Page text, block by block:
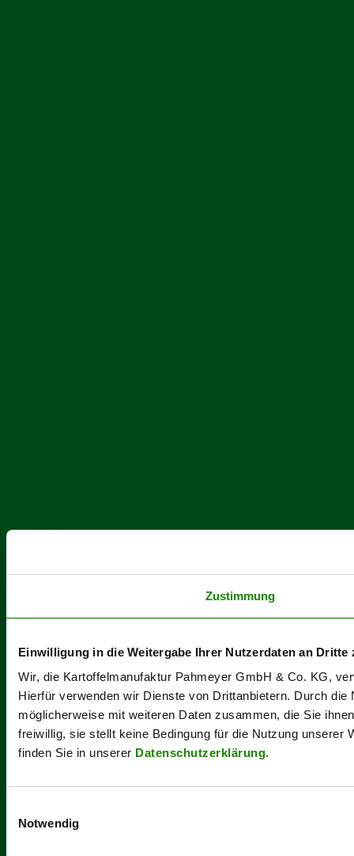
Zustimmung
Einwilligung in die Weitergabe Ihrer Nutzerdaten an
Wir, die Kartoffelmanufaktur Pahmeyer GmbH & Co. KG,
Hierfür verwenden wir Dienste von Drittanbietern. Durch
möglicherweise mit weiteren Daten zusammen, die Sie
freiwillig, sie stellt keine Bedingung für die Nutzung
finden Sie in unserer Datenschutzerklärung.
Notwendig